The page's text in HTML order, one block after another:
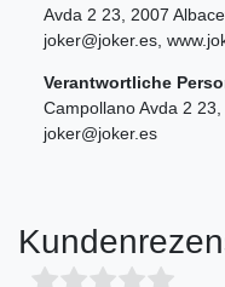
Avda 2 23 2007
joker@joker.es
Verantwortliche
Campollano Avda 2 23
joker@joker.es